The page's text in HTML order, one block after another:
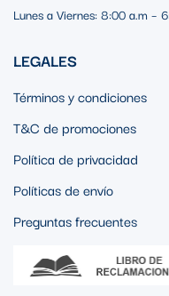
Lunes a Viernes: 8:00 a.m –
LEGALES
Términos y condiciones
T&C de promociones
Política de privacidad
Políticas de envío
Preguntas frecuentes